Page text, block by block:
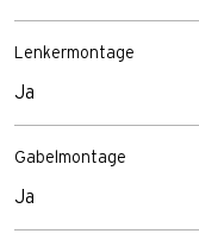
Lenkermontage
Ja
Gabelmontage
Ja